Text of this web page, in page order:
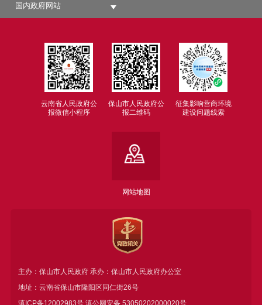
国内政府网站
云南省人民政府公
报微信小程序
保山市人民政府公
报二维码
征集影响营商环境
建设问题线索
网站地图
主办：保山市人民政府 承办：保山市人民政府办公室
地址：云南省保山市隆阳区同仁街26号
滇ICP备12002983号滇公网安备 53050202000020号